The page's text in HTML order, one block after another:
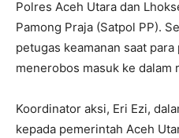
Polres Aceh Utara dan
Pamong Praja (Satpol PP).
petugas keamanan saat
menerobos masuk ke dalam
Koordinator aksi, Eri Ezi,
kepada pemerintah Aceh